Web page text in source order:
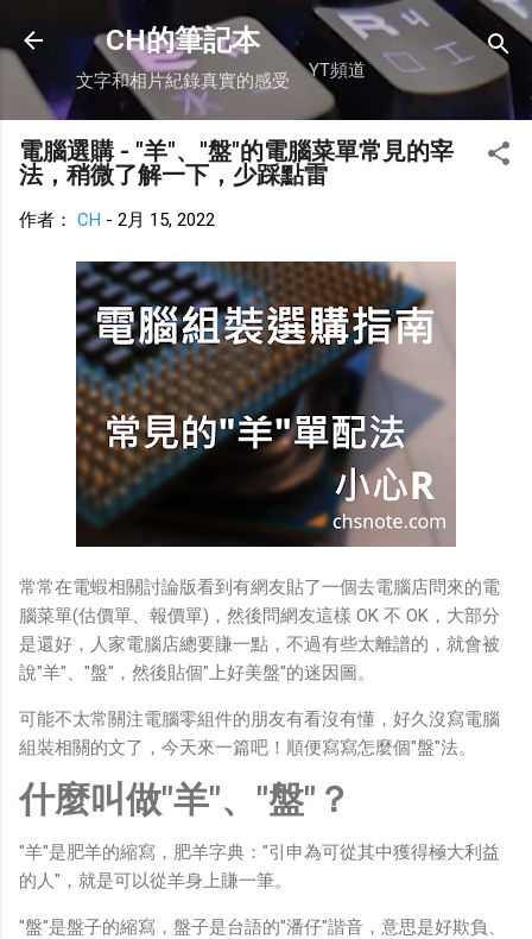
跳到主要內容
CH的筆記本
文字和相片紀錄真實的感受 YT頻道
電腦選購 - "羊"、"盤"的電腦菜單常見的宰
法，稍微了解一下，少踩點雷
作者： CH - 2月 15, 2022
常常在電蝦相關討論版看到有網友貼了一個去電腦店問來的電
腦菜單(估價單、報價單)，然後問網友這樣 OK 不 OK，大部分
是還好，人家電腦店總要賺一點，不過有些太離譜的，就會被
說"羊"、"盤"，然後貼個"上好美盤"的迷因圖。
可能不太常關注電腦零組件的朋友有看沒有懂，好久沒寫電腦
組裝相關的文了，今天來一篇吧！順便寫寫怎麼個"盤"法。
什麼叫做"羊"、"盤" ？
"羊"是肥羊的縮寫，肥羊字典："引申為可從其中獲得極大利益
的人"，就是可以從羊身上賺一筆。
"盤"是盤子的縮寫，盤子是台語的"潘仔"諧音，意思是好欺負、